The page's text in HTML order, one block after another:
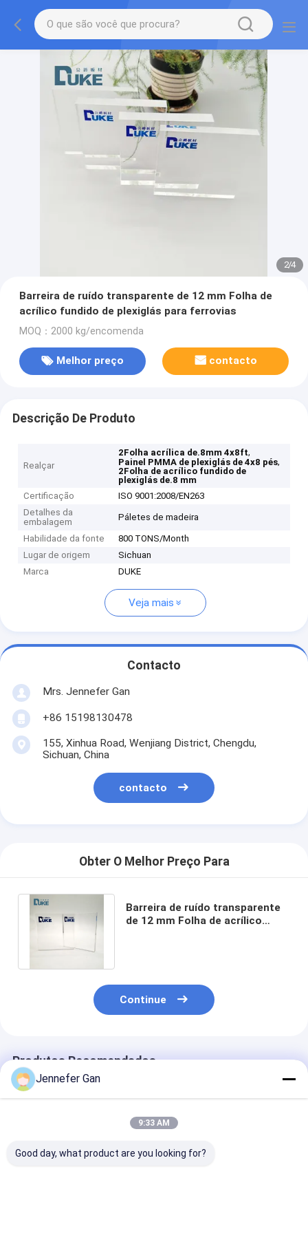
2/4
Barreira de ruído transparente de 12 mm Folha de
acrílico fundido de plexiglás para ferrovias
MOQ：2000 kg/encomenda
Melhor preço contacto
Descrição De Produto
Realçar
2Folha acrílica de.8mm 4x8ft,
Painel PMMA de plexiglás de 4x8 pés,
2Folha de acrílico fundido de
plexiglás de.8 mm
Certificação
ISO 9001:2008/EN263
Detalhes da
embalagem
Páletes de madeira
Habilidade da fonte
800 TONS/Month
Lugar de origem
Sichuan
Marca
DUKE
Veja mais
Contacto
Mrs. Jennefer Gan
+86 15198130478
155, Xinhua Road, Wenjiang District, Chengdu,
Sichuan, China
contacto
Obter O Melhor Preço Para
Barreira de ruído transparente
de 12 mm Folha de acrílico
Continue
Produtos Recomendados
Jennefer Gan
9:33 AM
Good day, what product are you looking for?